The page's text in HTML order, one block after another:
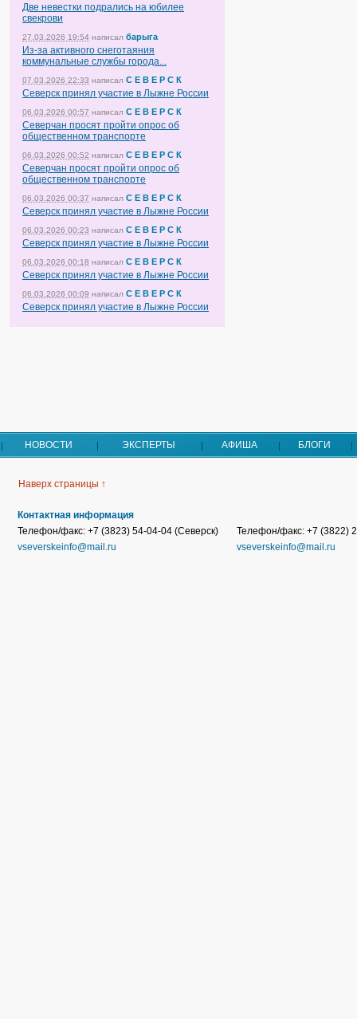
Две невестки подрались на юбилее
свекрови
27.03.2026 19:54 написал барыга
Из-за активного снеготаяния
коммунальные службы города...
07.03.2026 22:33 написал С Е В Е Р С К
Северск принял участие в Лыжне России
06.03.2026 00:57 написал С Е В Е Р С К
Северчан просят пройти опрос об
общественном транспорте
06.03.2026 00:52 написал С Е В Е Р С К
Северчан просят пройти опрос об
общественном транспорте
06.03.2026 00:37 написал С Е В Е Р С К
Северск принял участие в Лыжне России
06.03.2026 00:23 написал С Е В Е Р С К
Северск принял участие в Лыжне России
06.03.2026 00:18 написал С Е В Е Р С К
Северск принял участие в Лыжне России
06.03.2026 00:09 написал С Е В Е Р С К
Северск принял участие в Лыжне России
НОВОСТИ ЭКСПЕРТЫ АФИША БЛОГИ
Наверх страницы ↑
Контактная информация
Телефон/факс: +7 (3823) 54-04-04 (Северск)
vseverskeinfo@mail.ru
Телефон/факс: +7 (3822)
vseverskeinfo@mail.ru